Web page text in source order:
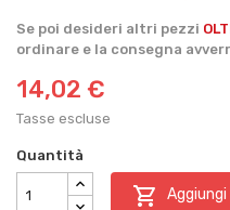
Se poi desideri altri pezzi
ordinare e la consegna
14,02 €
Tasse escluse
Quantità
